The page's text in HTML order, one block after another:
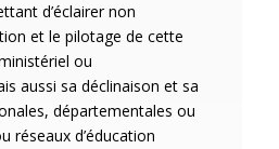
d’éclairer non
et le pilotage de cette
ou
aussi sa déclinaison et sa
départementales ou
réseaux d’éducation